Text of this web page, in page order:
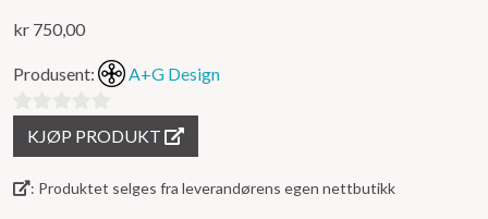
kr 750,00
Produsent: A+G Design
ut
av
KJØP PRODUKT
: Produktet selges fra leverandørens egen nettbutikk